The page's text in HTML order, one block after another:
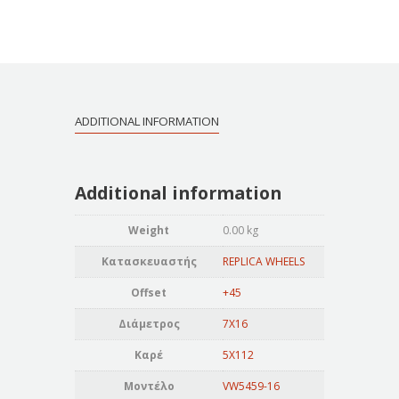
ADDITIONAL INFORMATION
Additional information
Weight 0.00 kg
Κατασκευαστής REPLICA WHEELS
Offset +45
Διάμετρος 7X16
Καρέ 5X112
Μοντέλο VW5459-16